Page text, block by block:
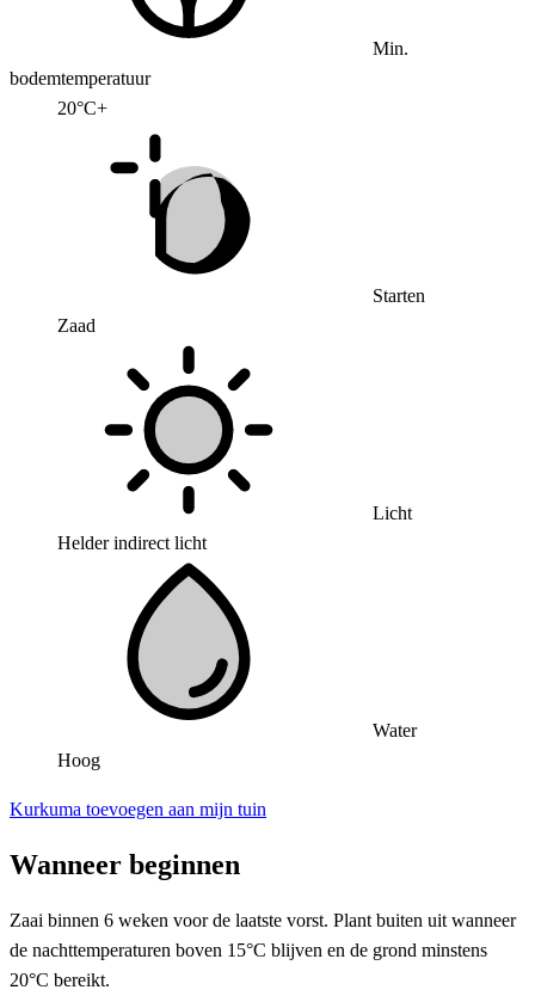
Min.
bodemtemperatuur
20°C+
Starten
Zaad
Licht
Helder indirect licht
Water
Hoog
Kurkuma toevoegen aan mijn tuin
Wanneer beginnen
Zaai binnen 6 weken voor de laatste vorst. Plant buiten uit wanneer
de nachttemperaturen boven 15°C blijven en de grond minstens
20°C bereikt.